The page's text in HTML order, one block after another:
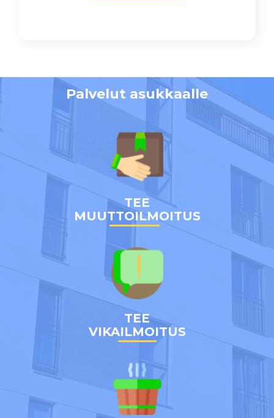
Palvelut asukkaalle
TEE
MUUTTOILMOITUS
TEE
VIKAILMOITUS